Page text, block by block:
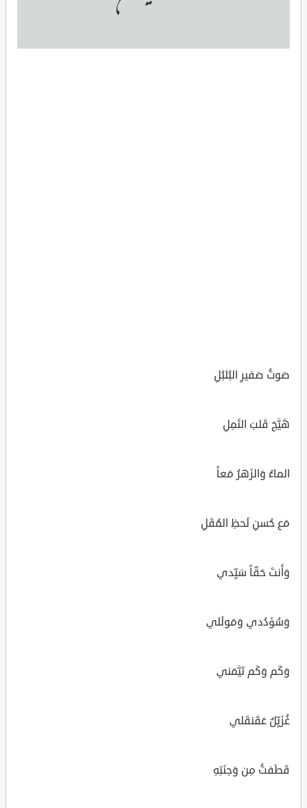
صَوتُ صَفيرِ البُلبُلِ
هَيَّجَ قَلبَ الثَمِلِ
الماءُ وَالزَهرُ مَعاً
مَع حُسنِ لَحظِ المُقَلِ
وَأَنتَ حَقّاً سَيِّدي
وَسُؤدُدي وَمَولَلي
وَكَم وَكَم تَيَّمَني
غُزَيِّلٌ عَقَنقَلي
قَطَفتُ مِن وَجنَتِهِ